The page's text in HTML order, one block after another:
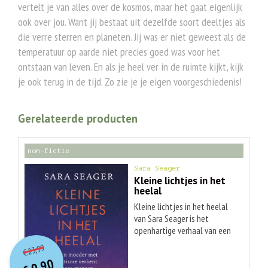
vertelt je van alles over de kosmos, maar het gaat eigenlijk
ook over jou. Want jij bestaat uit dezelfde soort deeltjes als
die verre sterren en planeten. Jij was er niet geweest als de
temperatuur op aarde niet precies goed was voor het
ontstaan van leven. En als je heel ver in de ruimte kijkt, kijk
je ook terug in de tijd. Zo zie je je eigen voorgeschiedenis!
Gerelateerde producten
non-fictie
Sara Seager
Kleine lichtjes in het
heelal
Kleine lichtjes in het heelal
van Sara Seager is het
openhartige verhaal van een
€23,99O
orspr
onkelijke
prijs
Huidige
prijs